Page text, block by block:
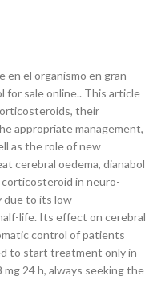
en el organismo en gran
for sale online.. This article
their
appropriate management,
as the role of new
cerebral oedema, dianabol
in neuro-
due to its low
life. Its effect on cerebral
control of patients
to start treatment only in
24 h, always seeking the